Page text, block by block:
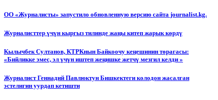
ОО «Журналисты» запустило обновленную версию сайта journalist.kg.
Журналисттер үчүн кыргыз тилинде жаңы китеп жарык көрдү
Кылычбек Султанов, КТРКнын Байкоочу кеңешинин төрагасы:
«Бийликке эмес, эл үчүн иштеп жеңишке жетчү мезгил келди »
Журналист Геннадий Павлюктун Бишкектеги колодон жасалган
эстелигин уурдап кетишти